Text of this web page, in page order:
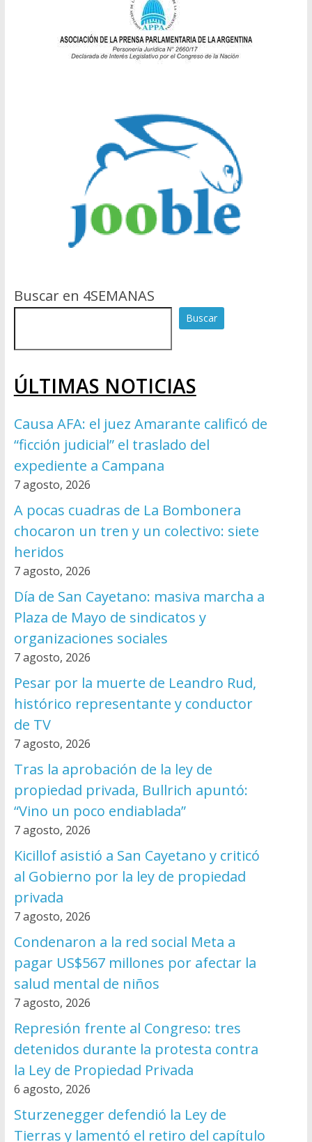
Buscar en 4SEMANAS
Buscar
ÚLTIMAS NOTICIAS
Causa AFA: el juez Amarante calificó de
“ficción judicial” el traslado del
expediente a Campana
7 agosto, 2026
A pocas cuadras de La Bombonera
chocaron un tren y un colectivo: siete
heridos
7 agosto, 2026
Día de San Cayetano: masiva marcha a
Plaza de Mayo de sindicatos y
organizaciones sociales
7 agosto, 2026
Pesar por la muerte de Leandro Rud,
histórico representante y conductor
de TV
7 agosto, 2026
Tras la aprobación de la ley de
propiedad privada, Bullrich apuntó:
“Vino un poco endiablada”
7 agosto, 2026
Kicillof asistió a San Cayetano y criticó
al Gobierno por la ley de propiedad
privada
7 agosto, 2026
Condenaron a la red social Meta a
pagar US$567 millones por afectar la
salud mental de niños
7 agosto, 2026
Represión frente al Congreso: tres
detenidos durante la protesta contra
la Ley de Propiedad Privada
6 agosto, 2026
Sturzenegger defendió la Ley de
Tierras y lamentó el retiro del capítulo